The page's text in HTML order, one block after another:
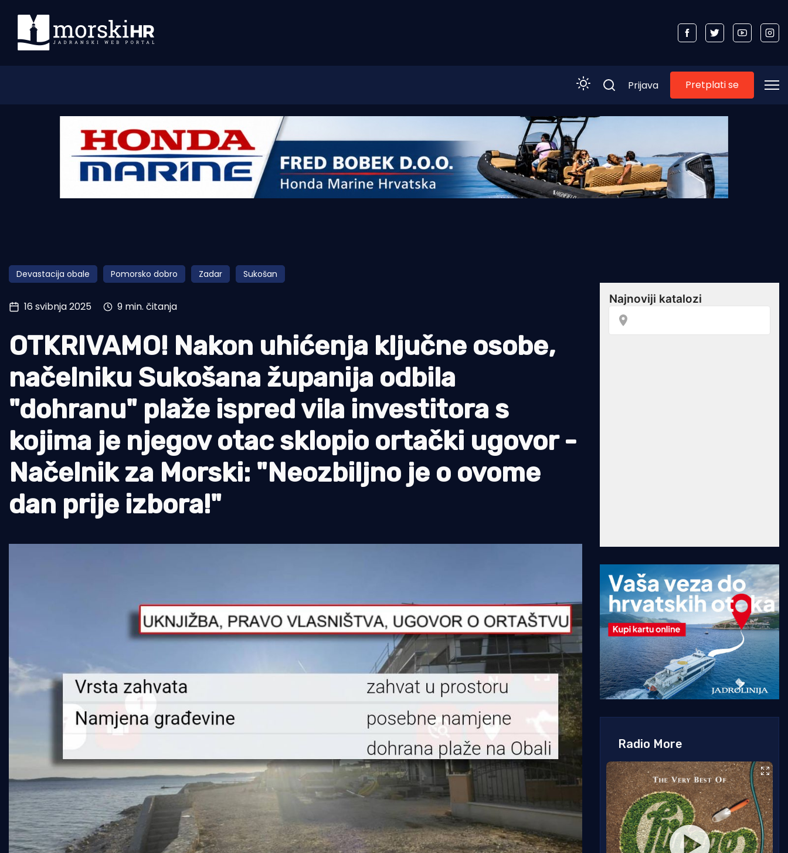
Morski plus
Pomorstvo
Ribolov
Tradicija i kultura
Prijava Pretplati se
Devastacija obale Pomorsko dobro Zadar Sukošan
16 svibnja 2025 9 min. čitanja
OTKRIVAMO! Nakon uhićenja ključne osobe,
načelniku Sukošana županija odbila
"dohranu" plaže ispred vila investitora s
kojima je njegov otac sklopio ortački ugovor -
Načelnik za Morski: "Neozbiljno je o ovome
dan prije izbora!"
Radio More